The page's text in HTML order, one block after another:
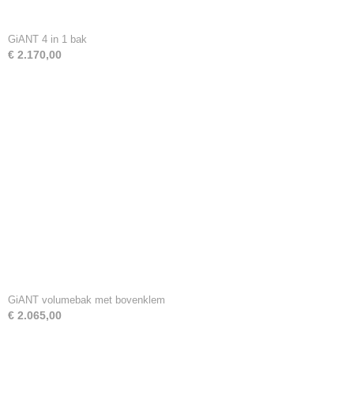
GiANT 4 in 1 bak
€ 2.170,00
GiANT volumebak met bovenklem
€ 2.065,00